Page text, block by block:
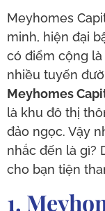
Meyhomes
minh, hiện đại
có điểm cộng
nhiều tuyến
Meyhomes
là khu đô thị
đảo ngọc. Vậy
nhắc đến là gì?
cho bạn tiện
1.